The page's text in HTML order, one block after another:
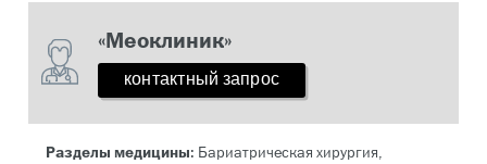
«Меоклиник»
контактный запрос
Разделы медицины: Бариатрическая хирургия,